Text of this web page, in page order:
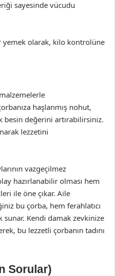
sayesinde vücudu
olarak, kilo kontrolüne
haşlanmış nohut,
besin değerini artırabilirsiniz.
lezzetini
vazgeçilmez
hazırlanabilir olması hem
ile öne çıkar. Aile
bu çorba, hem ferahlatıcı
Kendi damak zevkinize
bu lezzetli çorbanın tadını
Sorular)